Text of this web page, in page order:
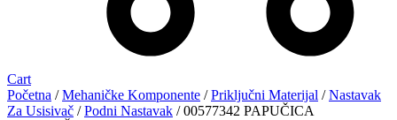
Cart
Početna /Mehaničke Komponente /Priključni Materijal /Nastavak
Za Usisivač /Podni Nastavak / 00577342 PAPUČICA